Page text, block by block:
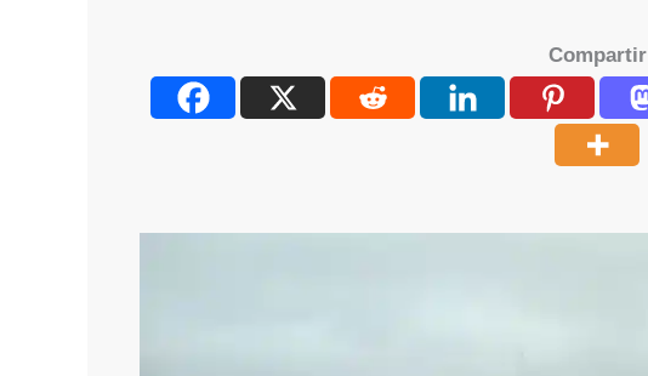
Compartir